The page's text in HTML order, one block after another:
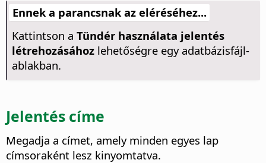
Ennek a parancsnak az eléréséhez...
Kattintson a Tündér használata jelentés
létrehozásáhozlehetőségre egy adatbázisfájl-
ablakban.
Jelentés címe
Megadja a címet, amely minden egyes lap
címsoraként lesz kinyomtatva.